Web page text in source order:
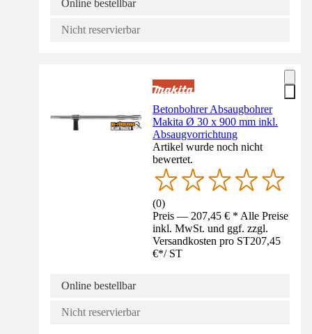
Online bestellbar
Nicht reservierbar
Betonbohrer Absaugbohrer
Makita Ø 30 x 900 mm inkl.
Absaugvorrichtung
Artikel wurde noch nicht
bewertet.
(0)
Preis — 207,45 € * Alle Preise
inkl. MwSt. und ggf. zzgl.
Versandkosten pro ST207,45
€*/ ST
Online bestellbar
Nicht reservierbar